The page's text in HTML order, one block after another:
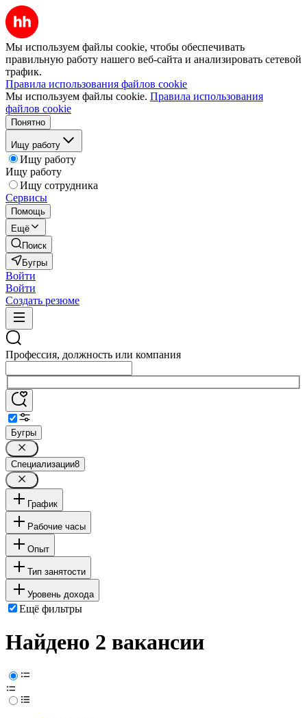
Мы используем файлы cookie, чтобы обеспечивать
правильную работу нашего веб-сайта и анализировать сетевой
трафик.
Правила использования файлов cookie
Мы используем файлы cookie. Правила использования
файлов cookie
Понятно
Ищу работу
Ищу работу
Ищу работу
Ищу сотрудника
Сервисы
Помощь
Ещё
Поиск
Бугры
Войти
Войти
Создать резюме
Профессия, должность или компания
Бугры
Специализации8
График
Рабочие часы
Опыт
Тип занятости
Уровень дохода
Ещё фильтры
Найдено 2 вакансии